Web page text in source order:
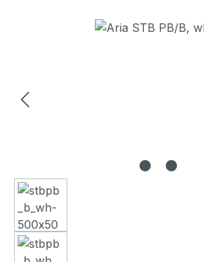
Bildergalerie überspringen